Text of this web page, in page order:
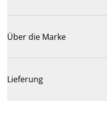
Über die Marke
Lieferung